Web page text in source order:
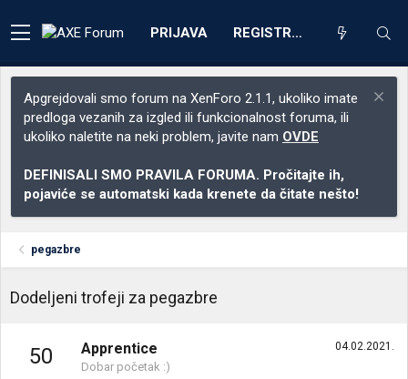
PRIJAVA REGISTRACIJA
Apgrejdovali smo forum na XenForo 2.1.1, ukoliko imate
predloga vezanih za izgled ili funkcionalnost foruma, ili
ukoliko naletite na neki problem, javite nam OVDE
DEFINISALI SMO PRAVILA FORUMA. Pročitajte ih,
pojaviće se automatski kada krenete da čitate nešto!
pegazbre
Dodeljeni trofeji za pegazbre
50 04.02.2021.
Apprentice
Dobar početak :)